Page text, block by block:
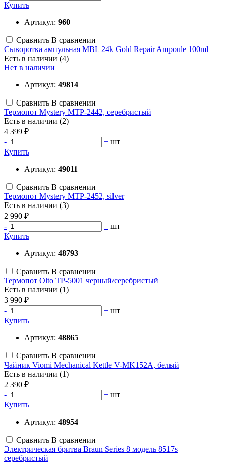
Купить
Артикул: 960
Сравнить В сравнении
Сыворотка ампульная MBL 24k Gold Repair Ampoule 100ml
Есть в наличии (4)
Нет в наличии
Артикул: 49814
Сравнить В сравнении
Термопот Mystery MTP-2442, серебристый
Есть в наличии (2)
4 399 ₽
-
+ шт
Купить
Артикул: 49011
Сравнить В сравнении
Термопот Mystery MTP-2452, silver
Есть в наличии (3)
2 990 ₽
-
+ шт
Купить
Артикул: 48793
Сравнить В сравнении
Термопот Olto TP-5001 черный/серебристый
Есть в наличии (1)
3 990 ₽
-
+ шт
Купить
Артикул: 48865
Сравнить В сравнении
Чайник Viomi Mechanical Kettle V-MK152A, белый
Есть в наличии (1)
2 390 ₽
-
+ шт
Купить
Артикул: 48954
Сравнить В сравнении
Электрическая бритва Braun Series 8 модель 8517s
серебристый